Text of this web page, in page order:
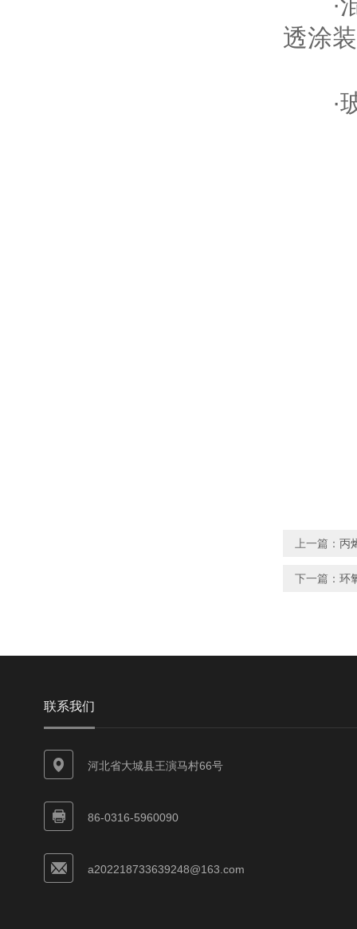
透涂
·玻
上一篇： 丙
下一篇： 环
联系我们
河北省大城县王演马村66号
86-0316-5960090
a202218733639248@163.com